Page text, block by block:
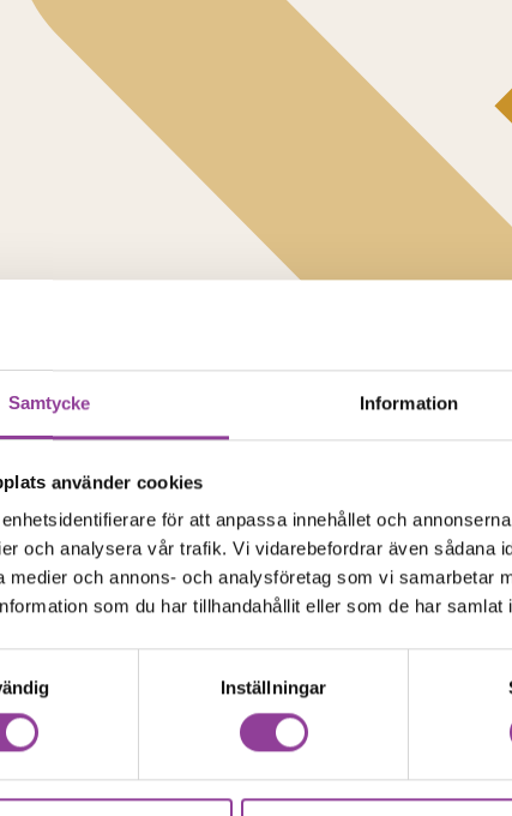
Samtycke Information
använder cookies
för att anpassa innehållet och
och analysera vår trafik. Vi vidarebefordrar även sådana
medier och annons- och analysföretag som vi samarbetar
som du har tillhandahållit eller som de har
Inställningar
Access